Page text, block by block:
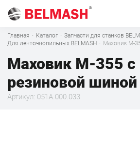
Главная · Каталог · Запчасти для станков
Для ленточнопильных BELMASH · Маховик M-
Маховик M-355 с
резиновой шиной
Артикул: 051A.000.033